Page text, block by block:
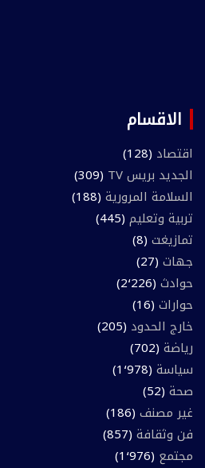
الاقسام
اقتصاد (128)
الجديد بريس TV
(309)
السلامة المرورية (188)
تربية وتعليم (445)
تمازيغت (8)
جهات (27)
حوادث (2٬226)
حوارات (16)
خارج الحدود (205)
رياضة (702)
سياسة (1٬978)
صحة (52)
غير مصنف (186)
فن وثقافة (857)
مجتمع (1٬976)